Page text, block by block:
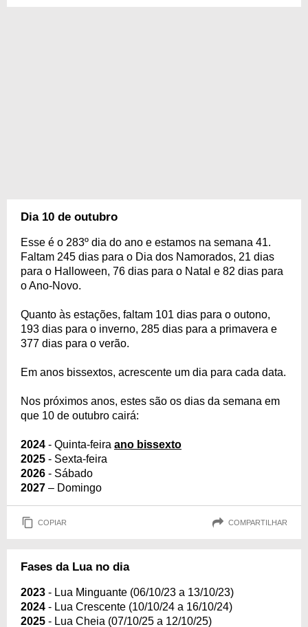
Dia 10 de outubro
Esse é o 283º dia do ano e estamos na semana 41.
Faltam 245 dias para o Dia dos Namorados, 21 dias
para o Halloween, 76 dias para o Natal e 82 dias para
o Ano-Novo.
Quanto às estações, faltam 101 dias para o outono,
193 dias para o inverno, 285 dias para a primavera e
377 dias para o verão.
Em anos bissextos, acrescente um dia para cada data.
Nos próximos anos, estes são os dias da semana em
que 10 de outubro cairá:
2024 - Quinta-feira ano bissexto
2025 - Sexta-feira
2026 - Sábado
2027 – Domingo
COPIAR COMPARTILHAR
Fases da Lua no dia
2023 - Lua Minguante (06/10/23 a 13/10/23)
2024 - Lua Crescente (10/10/24 a 16/10/24)
2025 - Lua Cheia (07/10/25 a 12/10/25)